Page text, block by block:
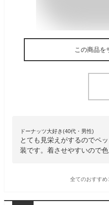
この商品を
ドーナッツ大好き(40代・男性)
とても見栄えがするのでペ
装です。着させやすいので
全てのおすすめ